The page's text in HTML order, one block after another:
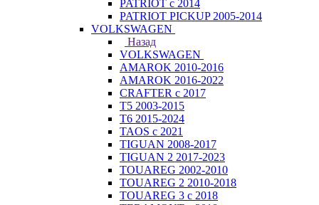
PATRIOT с 2014
PATRIOT PICKUP 2005-2014
VOLKSWAGEN
Назад
VOLKSWAGEN
AMAROK 2010-2016
AMAROK 2016-2022
CRAFTER с 2017
T5 2003-2015
T6 2015-2024
TAOS с 2021
TIGUAN 2008-2017
TIGUAN 2 2017-2023
TOUAREG 2002-2010
TOUAREG 2 2010-2018
TOUAREG 3 с 2018